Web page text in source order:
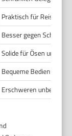
Praktisch für Reisen in
Besser gegen Schnitt
Solide für Ösen und
Bequeme Bedienung.
Erschweren